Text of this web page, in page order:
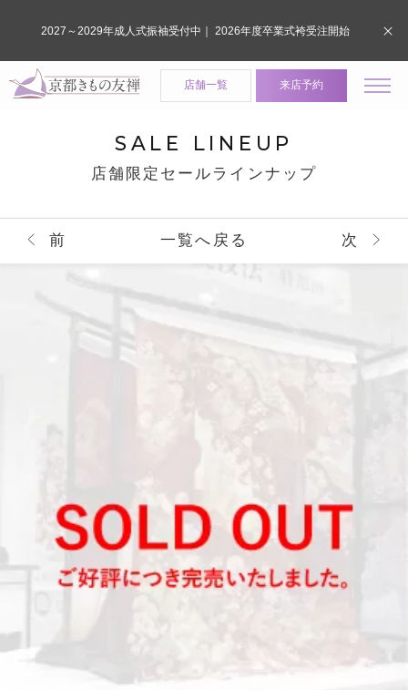
店舗一覧 来店予約
SALE LINEUP
店舗限定セールラインナップ
前 一覧へ戻る 次
2027～2029年成人式振袖受付中｜ 2026年度卒業式袴受注開始